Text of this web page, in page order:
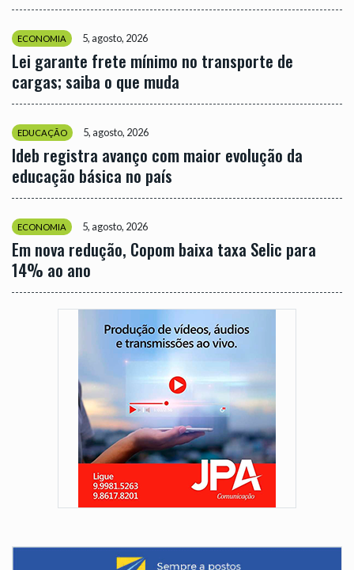
ECONOMIA 5, agosto, 2026
Lei garante frete mínimo no transporte de
cargas; saiba o que muda
EDUCAÇÃO 5, agosto, 2026
Ideb registra avanço com maior evolução da
educação básica no país
ECONOMIA 5, agosto, 2026
Em nova redução, Copom baixa taxa Selic para
14% ao ano